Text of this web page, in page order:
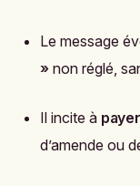
Le message
»non réglé,
Il incite à
d’amende ou